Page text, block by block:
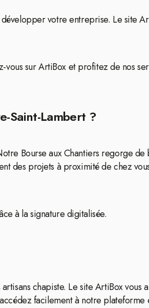
votre entreprise. Le site
sur ArtiBox et profitez de nos
Saint-Lambert ?
Bourse aux Chantiers regorge
des projets à proximité de chez
à la signature digitalisée.
chapiste. Le site ArtiBox vous
facilement à notre plateforme